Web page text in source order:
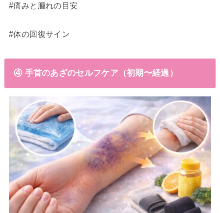
#痛みと腫れの目安
#体の回復サイン
④ 手首のあざのセルフケア（初期〜経過）